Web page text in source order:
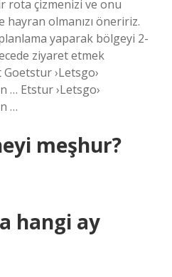
rota çizmenizi ve onu
hayran olmanızı öneririz.
yaparak bölgeyi 2-
ziyaret etmek
›Letsgo›
… Etstur ›Letsgo›
…
meşhur?
hangi ay